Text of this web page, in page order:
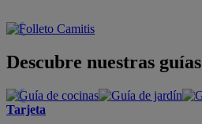
Descubre nuestras guías
Tarjeta